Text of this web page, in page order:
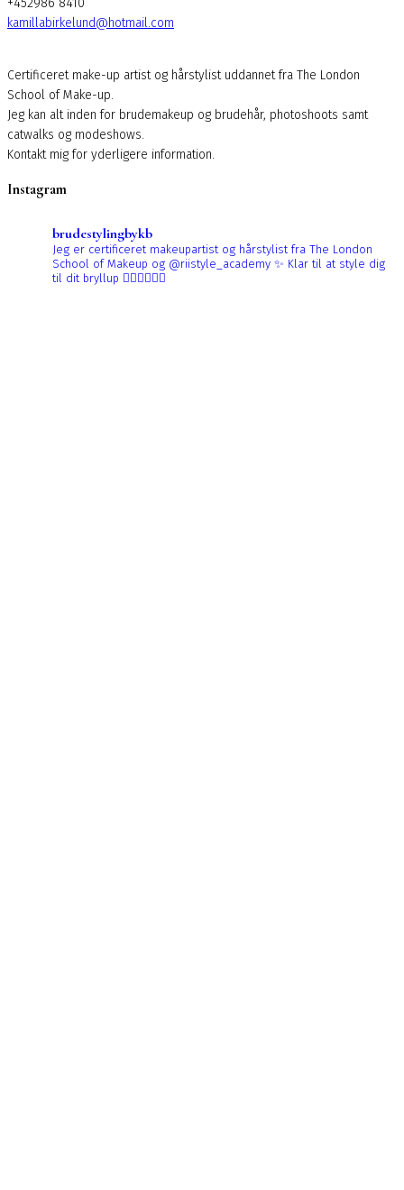
kamillabirkelund@hotmail.com
Certificeret make-up artist og hårstylist uddannet fra The London
School of Make-up.
Jeg kan alt inden for brudemakeup og brudehår, photoshoots samt
catwalks og modeshows.
Kontakt mig for yderligere information.
Instagram
brudestylingbykb
Jeg er certificeret makeupartist og hårstylist fra The London
School of Makeup og @riistyle_academy ✨ Klar til at style dig
til dit bryllup 👰🏼‍♀️👰🏻‍♀️